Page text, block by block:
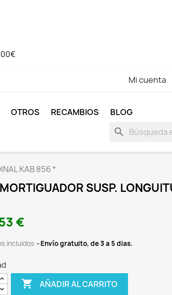
Mi cuenta
OTROS RECAMBIOS BLOG
search
KAB 856 *
SUSP.
€
incluidos Envío gratuito, de 3 a 5 dias.
 AÑADIR AL CARRITO